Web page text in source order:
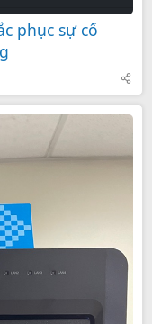
phục sự cố